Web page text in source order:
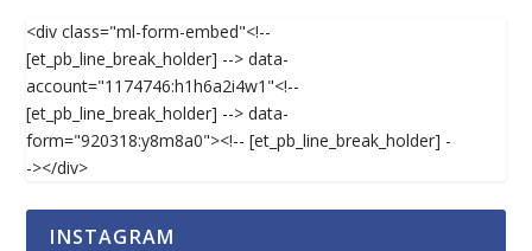
<div class="ml-form-embed"<!--
[et_pb_line_break_holder] --> data-
account="1174746:h1h6a2i4w1"<!--
[et_pb_line_break_holder] --> data-
form="920318:y8m8a0"><!-- [et_pb_line_break_holder] -
-></div>
INSTAGRAM